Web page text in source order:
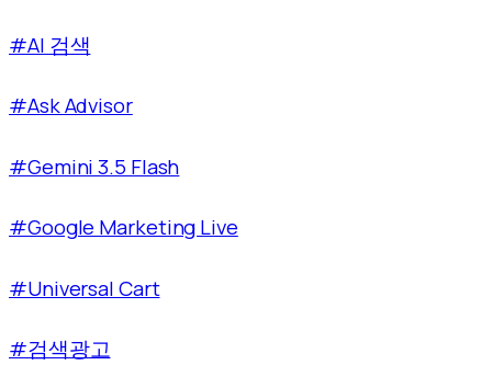
#AI 검색
#Ask Advisor
#Gemini 3.5 Flash
#Google Marketing Live
#Universal Cart
#검색광고